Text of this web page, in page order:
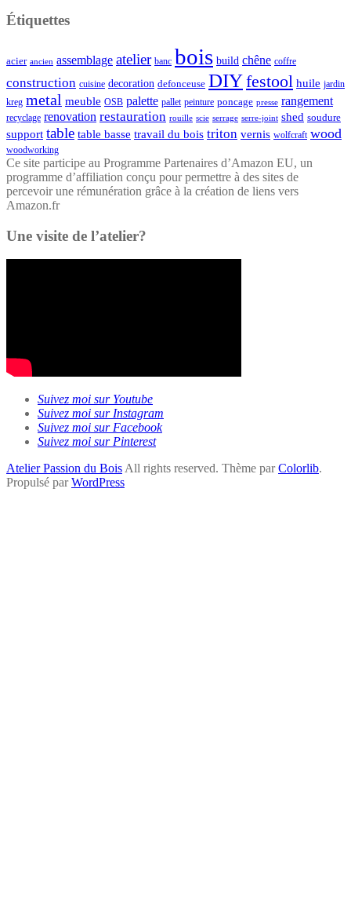
Étiquettes
acier ancien assemblage atelier banc bois build chêne coffre
construction cuisine decoration defonceuse DIYfestool huile jardin
kreg metal meuble OSB palette pallet peinture poncage presse rangement
recyclage renovation restauration rouille scie serrage serre-joint shed soudure
support table table basse travail du bois triton vernis wolfcraft wood
woodworking
Ce site participe au Programme Partenaires d’Amazon EU, un
programme d’affiliation conçu pour permettre à des sites de
percevoir une rémunération grâce à la création de liens vers
Amazon.fr
Une visite de l’atelier?
Suivez moi sur Youtube
Suivez moi sur Instagram
Suivez moi sur Facebook
Suivez moi sur Pinterest
Atelier Passion du Bois All rights reserved. Thème parColorlib.
Propulsé parWordPress